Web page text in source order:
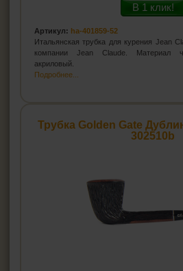
В 1 клик!
Артикул: ha-401859-52
Итальянская трубка для курения Jean
компании Jean Claude. Материал
акриловый.
Подробнее...
Трубка Golden Gate
302510b